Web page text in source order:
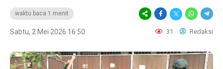
waktu baca 1 menit
Sabtu, 2 Mei 2026 16:50 31 Redaksi